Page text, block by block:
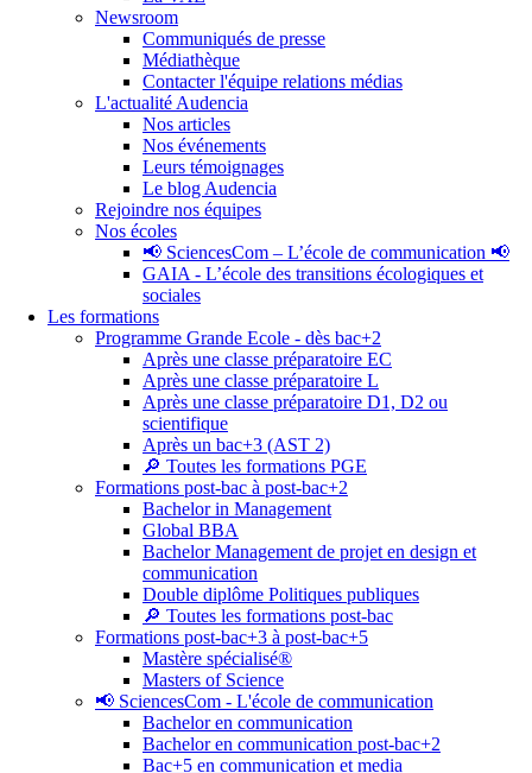
Newsroom
Communiqués de presse
Médiathèque
Contacter l'équipe relations médias
L'actualité Audencia
Nos articles
Nos événements
Leurs témoignages
Le blog Audencia
Rejoindre nos équipes
Nos écoles
📢 SciencesCom – L’école de communication 📢
GAIA - L’école des transitions écologiques et
sociales
Les formations
Programme Grande Ecole - dès bac+2
Après une classe préparatoire EC
Après une classe préparatoire L
Après une classe préparatoire D1, D2 ou
scientifique
Après un bac+3 (AST 2)
🔎 Toutes les formations PGE
Formations post-bac à post-bac+2
Bachelor in Management
Global BBA
Bachelor Management de projet en design et
communication
Double diplôme Politiques publiques
🔎 Toutes les formations post-bac
Formations post-bac+3 à post-bac+5
Mastère spécialisé®
Masters of Science
📢 SciencesCom - L'école de communication
Bachelor en communication
Bachelor en communication post-bac+2
Bac+5 en communication et media